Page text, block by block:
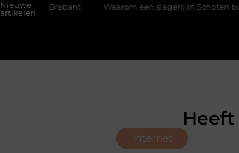
Nieuwe
artikelen
Brabant Waarom een slagerij in Schoten bouwt op
Internet